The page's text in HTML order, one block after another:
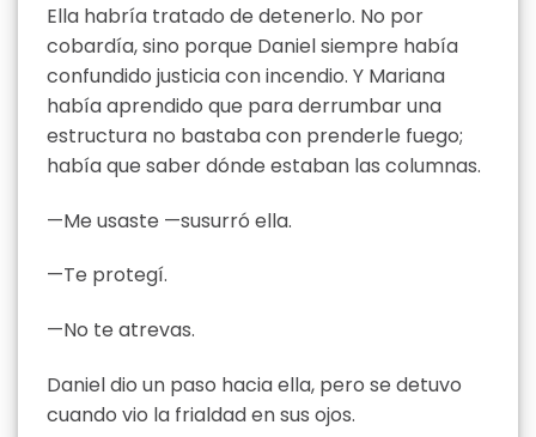
Ella habría tratado de detenerlo. No por
cobardía, sino porque Daniel siempre había
confundido justicia con incendio. Y Mariana
había aprendido que para derrumbar una
estructura no bastaba con prenderle fuego;
había que saber dónde estaban las columnas.
—Me usaste —susurró ella.
—Te protegí.
—No te atrevas.
Daniel dio un paso hacia ella, pero se detuvo
cuando vio la frialdad en sus ojos.